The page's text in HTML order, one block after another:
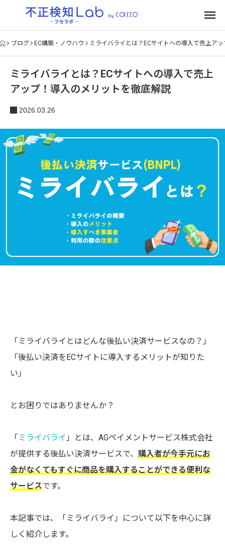
ブログ EC構築・ノウハウ ミライバライとは？ECサイトへの導入で売上ア
ミライバライとは？ECサイトへの導入で売上
アップ！導入のメリットを徹底解説
2026.03.26
「ミライバライとはどんな後払い決済サービスなの？」
「後払い決済をECサイトに導入するメリットが知りた
い」
とお困りではありませんか？
「 ミライバライ 」とは、AGペイメントサービス株式会社
が提供する後払い決済サービスで、 購入者が今手元にお
金がなくてもすぐに商品を購入することができる便利な
サービスです。
本記事では、「ミライバライ」について以下を中心に詳
しく紹介します。